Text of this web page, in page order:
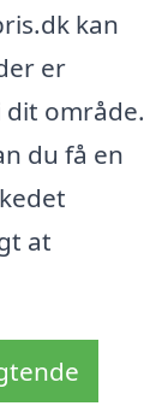
kan
er
dit område.
du få en
at